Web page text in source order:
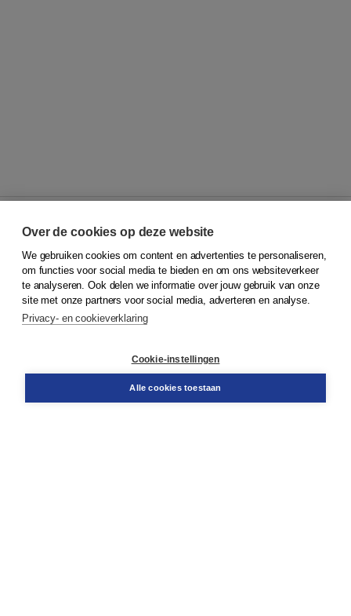
© 2026Koninklijke Boom uitgevers
Klantenservice
Service & informatie
Contact
Over de cookies op deze website
We gebruiken cookies om content en advertenties te personaliseren,
om functies voor social media te bieden en om ons websiteverkeer
te analyseren. Ook delen we informatie over jouw gebruik van onze
site met onze partners voor social media, adverteren en analyse.
Privacy- en cookieverklaring
Cookie-instellingen
Alle cookies toestaan